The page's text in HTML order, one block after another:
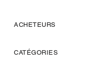
ACHETEURS
CATÉGORIES